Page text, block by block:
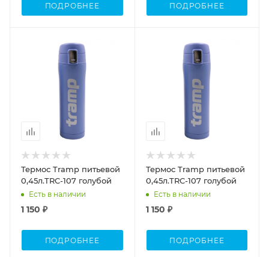
ПОДРОБНЕЕ ПОДРОБНЕЕ
Термос Tramp питьевой
0,45л.TRC-107 голубой
Есть в наличии
1 150 ₽
ПОДРОБНЕЕ
Термос Tramp питьевой
0,45л.TRC-107 голубой
Есть в наличии
1 150 ₽
ПОДРОБНЕЕ